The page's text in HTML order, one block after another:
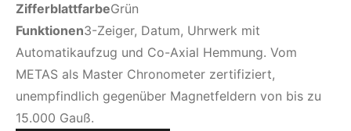
ZifferblattfarbeGrün
Funktionen3-Zeiger, Datum, Uhrwerk mit
Automatikaufzug und Co-Axial Hemmung. Vom
METAS als Master Chronometer zertifiziert,
unempfindlich gegenüber Magnetfeldern von bis zu
15.000 Gauß.